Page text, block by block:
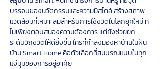
บรรจบของนวัตกรรมและความมีสไตล์ สร้างสภาพ
แวดล้อมที่เหมาะสมสำหรับการใช้ชีวิตในโลกยุคใหม่ ที่
ไม่เพียงตอบสนองความต้องการ แต่ยังช่วยยก
ระดับวิถีชีวิตให้ดียิ่งขึ้น ใครที่กำลังมองหาบ้านในฝัน
บ้าน Smart Home คือตัวเลือกที่สมบูรณ์แบบในทุก
แง่มุมของการอยู่อาศัย